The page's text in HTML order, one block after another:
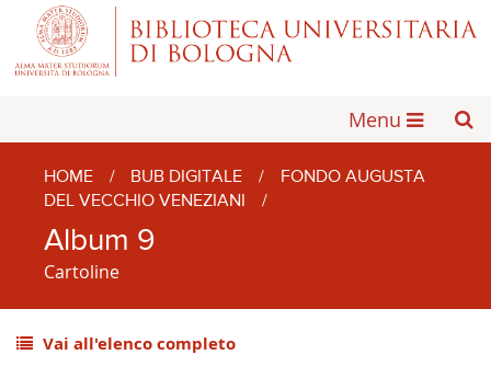
Menu
HOME / BUB DIGITALE /
FONDO AUGUSTA
DEL VECCHIO VENEZIANI
/
Album 9
Cartoline
Vai all'elenco completo